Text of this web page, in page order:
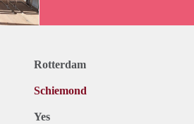
Rotterdam
Schiemond
Yes